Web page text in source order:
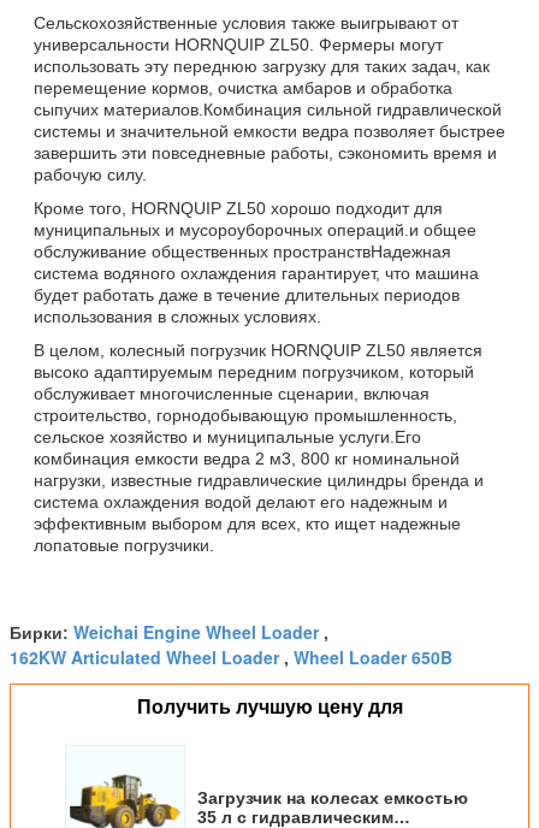
Сельскохозяйственные условия также выигрывают от
универсальности HORNQUIP ZL50. Фермеры могут
использовать эту переднюю загрузку для таких задач, как
перемещение кормов, очистка амбаров и обработка
сыпучих материалов.Комбинация сильной гидравлической
системы и значительной емкости ведра позволяет быстрее
завершить эти повседневные работы, сэкономить время и
рабочую силу.
Кроме того, HORNQUIP ZL50 хорошо подходит для
муниципальных и мусороуборочных операций.и общее
обслуживание общественных пространствНадежная
система водяного охлаждения гарантирует, что машина
будет работать даже в течение длительных периодов
использования в сложных условиях.
В целом, колесный погрузчик HORNQUIP ZL50 является
высоко адаптируемым передним погрузчиком, который
обслуживает многочисленные сценарии, включая
строительство, горнодобывающую промышленность,
сельское хозяйство и муниципальные услуги.Его
комбинация емкости ведра 2 м3, 800 кг номинальной
нагрузки, известные гидравлические цилиндры бренда и
система охлаждения водой делают его надежным и
эффективным выбором для всех, кто ищет надежные
лопатовые погрузчики.
Бирки: Weichai Engine Wheel Loader,
162KW Articulated Wheel Loader, Wheel Loader 650B
Получить лучшую цену для
Загрузчик на колесах емкостью
35 л с гидравлическим